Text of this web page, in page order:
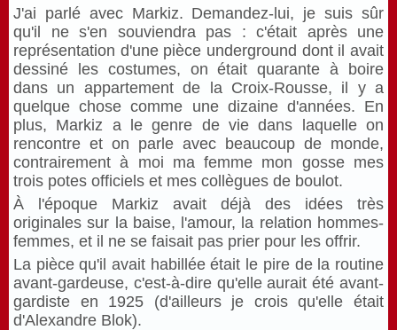
J'ai parlé avec Markiz. Demandez-lui, je suis sûr
qu'il ne s'en souviendra pas : c'était après une
représentation d'une pièce underground dont il avait
dessiné les costumes, on était quarante à boire
dans un appartement de la Croix-Rousse, il y a
quelque chose comme une dizaine d'années. En
plus, Markiz a le genre de vie dans laquelle on
rencontre et on parle avec beaucoup de monde,
contrairement à moi ma femme mon gosse mes
trois potes officiels et mes collègues de boulot.
À l'époque Markiz avait déjà des idées très
originales sur la baise, l'amour, la relation hommes-
femmes, et il ne se faisait pas prier pour les offrir.
La pièce qu'il avait habillée était le pire de la routine
avant-gardeuse, c'est-à-dire qu'elle aurait été avant-
gardiste en 1925 (d'ailleurs je crois qu'elle était
d'Alexandre Blok).